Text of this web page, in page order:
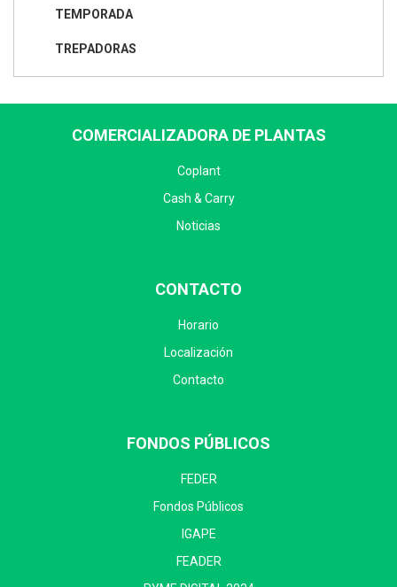
TEMPORADA
TREPADORAS
COMERCIALIZADORA DE PLANTAS
Coplant
Cash & Carry
Noticias
CONTACTO
Horario
Localización
Contacto
FONDOS PÚBLICOS
FEDER
Fondos Públicos
IGAPE
FEADER